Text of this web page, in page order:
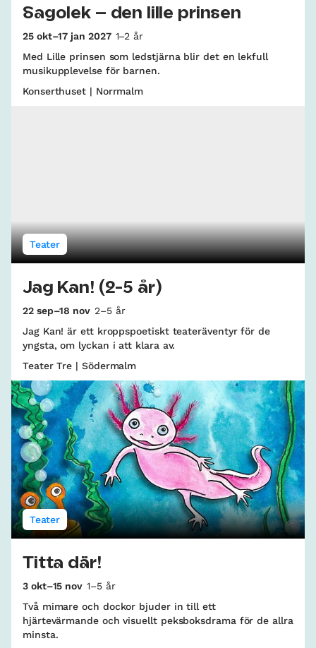
Sagolek – den lille prinsen
25 okt–17 jan 2027 1–2 år
Med Lille prinsen som ledstjärna blir det en lekfull
musikupplevelse för barnen.
Konserthuset | Norrmalm
Teater
Jag Kan! (2-5 år)
22 sep–18 nov 2–5 år
Jag Kan! är ett kroppspoetiskt teateräventyr för de
yngsta, om lyckan i att klara av.
Teater Tre | Södermalm
Teater
Titta där!
3 okt–15 nov 1–5 år
Två mimare och dockor bjuder in till ett
hjärtevärmande och visuellt peksboksdrama för de allra
minsta.